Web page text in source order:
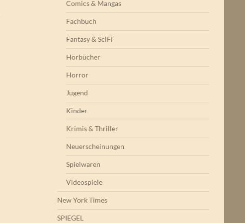
Comics & Mangas
Fachbuch
Fantasy & SciFi
Hörbücher
Horror
Jugend
Kinder
Krimis & Thriller
Neuerscheinungen
Spielwaren
Videospiele
New York Times
SPIEGEL